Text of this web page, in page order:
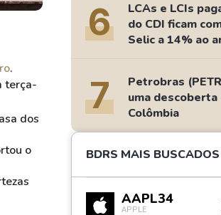
.
terça-
dos
o
6
LCAs e LCIs
do CDI ficam
Selic a 14% ao
Fizemos as
7
Petrobras
uma descoberta
Colômbia
BDRS MAIS BUSCADOS
AAPL34
APPLE